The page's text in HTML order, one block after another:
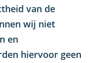
van de
wij niet
en
hiervoor geen